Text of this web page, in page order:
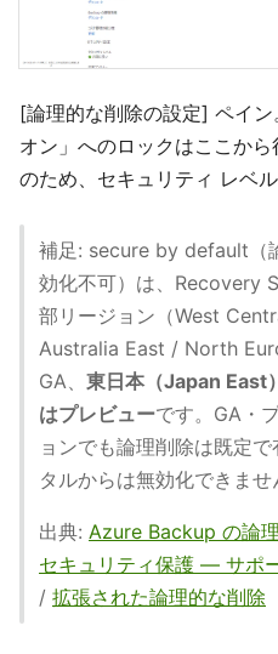
[論理的な削除の設定] ペイ
オン」へのロックはここか
のため、セキュリティ レベ
補足: secure by default（
効化不可）は、Recovery
部リージョン（West
Australia East / North
GA、 東日本（Japan East
はプレビューです。GA・
ョンでも論理削除は既定
タルからは無効化できませ
出典: Azure Backup の論
セキュリティ保護 ― サポ
/ 拡張された論理的な削除